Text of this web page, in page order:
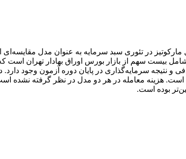
در تئوری سبد سرمایه به عنوان مدل
بیست سهم از بازار بورس اوراق بهادار تهران است
سرمایه‌گذاری در پایان دوره آزمون وجود دارد. در
است. هزینه معامله در هر دو مدل در نظر گرفته نشده
بوده است.